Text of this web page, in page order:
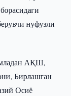
нуфузли
АҚШ,
Бирлашган
Осиё